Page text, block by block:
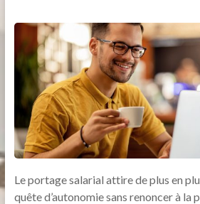
Le portage salarial attire de plus en
quête d’autonomie sans renoncer à la